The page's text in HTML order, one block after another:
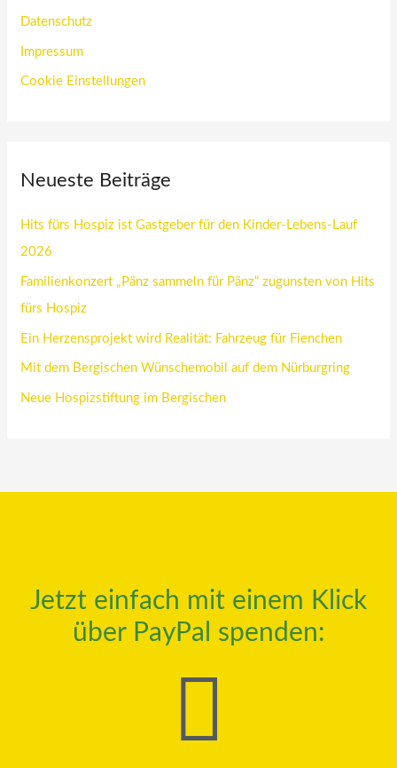
Datenschutz
Impressum
Cookie Einstellungen
Neueste Beiträge
Hits fürs Hospiz ist Gastgeber für den Kinder-Lebens-Lauf
2026
Familienkonzert „Pänz sammeln für Pänz“ zugunsten von Hits
fürs Hospiz
Ein Herzensprojekt wird Realität: Fahrzeug für Fienchen
Mit dem Bergischen Wünschemobil auf dem Nürburgring
Neue Hospizstiftung im Bergischen
Jetzt einfach mit einem Klick
über PayPal spenden: